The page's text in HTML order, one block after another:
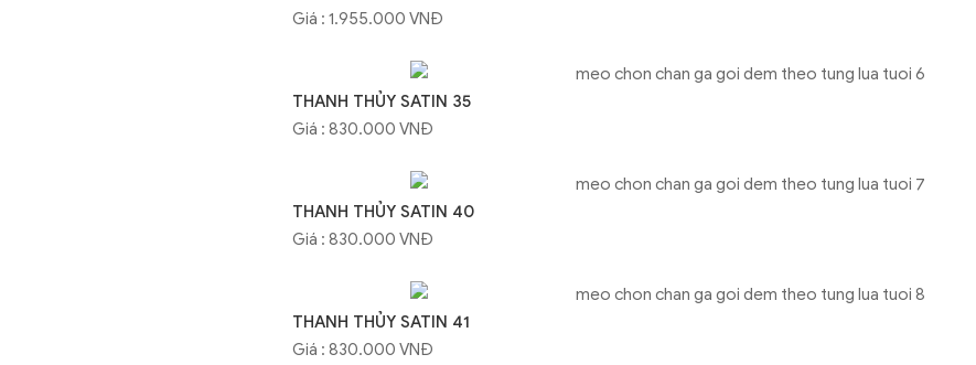
Giá : 1.955.000 VNĐ
THANH THỦY SATIN 35
Giá : 830.000 VNĐ
THANH THỦY SATIN 40
Giá : 830.000 VNĐ
THANH THỦY SATIN 41
Giá : 830.000 VNĐ